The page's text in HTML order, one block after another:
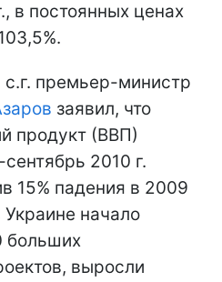
в постоянных ценах
премьер-министр
заявил, что
продукт (ВВП)
2010 г.
15% падения в 2009
Украине начало
больших
выросли